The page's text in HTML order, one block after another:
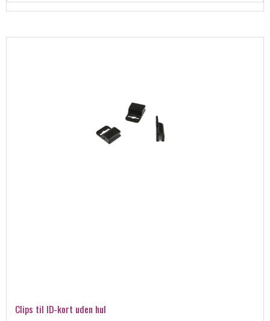
Clips til ID-kort uden hul